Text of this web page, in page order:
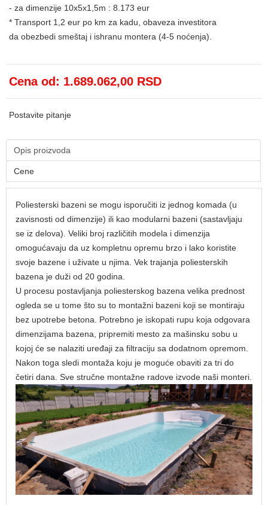
- za dimenzije 10x5x1,5m : 8.173 eur
* Transport 1,2 eur po km za kadu, obaveza investitora
da obezbedi smeštaj i ishranu montera (4-5 noćenja).
Cena od: 1.689.062,00 RSD
Postavite pitanje
Opis proizvoda
Cene
Poliesterski bazeni se mogu isporučiti iz jednog komada (u
zavisnosti od dimenzije) ili kao modularni bazeni (sastavljaju
se iz delova). Veliki broj različitih modela i dimenzija
omogućavaju da uz kompletnu opremu brzo i lako koristite
svoje bazene i uživate u njima. Vek trajanja poliesterskih
bazena je duži od 20 godina.
U procesu postavljanja poliesterskog bazena velika prednost
ogleda se u tome što su to montažni bazeni koji se montiraju
bez upotrebe betona. Potrebno je iskopati rupu koja odgovara
dimenzijama bazena, pripremiti mesto za mašinsku sobu u
kojoj će se nalaziti uređaji za filtraciju sa dodatnom opremom.
Nakon toga sledi montaža koju je moguće obaviti za tri do
četiri dana. Sve stručne montažne radove izvode naši monteri.